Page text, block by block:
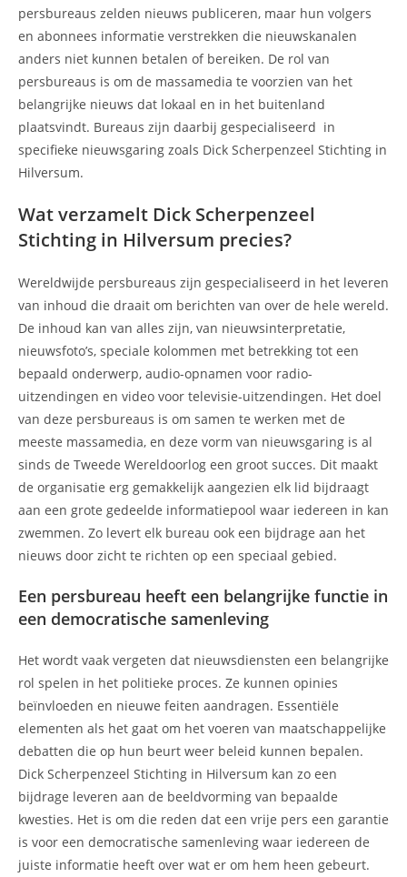
persbureaus zelden nieuws publiceren, maar hun volgers
en abonnees informatie verstrekken die nieuwskanalen
anders niet kunnen betalen of bereiken. De rol van
persbureaus is om de massamedia te voorzien van het
belangrijke nieuws dat lokaal en in het buitenland
plaatsvindt. Bureaus zijn daarbij gespecialiseerd in
specifieke nieuwsgaring zoals Dick Scherpenzeel Stichting in
Hilversum.
Wat verzamelt Dick Scherpenzeel
Stichting in Hilversum precies?
Wereldwijde persbureaus zijn gespecialiseerd in het leveren
van inhoud die draait om berichten van over de hele wereld.
De inhoud kan van alles zijn, van nieuwsinterpretatie,
nieuwsfoto’s, speciale kolommen met betrekking tot een
bepaald onderwerp, audio-opnamen voor radio-
uitzendingen en video voor televisie-uitzendingen. Het doel
van deze persbureaus is om samen te werken met de
meeste massamedia, en deze vorm van nieuwsgaring is al
sinds de Tweede Wereldoorlog een groot succes. Dit maakt
de organisatie erg gemakkelijk aangezien elk lid bijdraagt
aan een grote gedeelde informatiepool waar iedereen in kan
zwemmen. Zo levert elk bureau ook een bijdrage aan het
nieuws door zicht te richten op een speciaal gebied.
Een persbureau heeft een belangrijke functie in
een democratische samenleving
Het wordt vaak vergeten dat nieuwsdiensten een belangrijke
rol spelen in het politieke proces. Ze kunnen opinies
beïnvloeden en nieuwe feiten aandragen. Essentiële
elementen als het gaat om het voeren van maatschappelijke
debatten die op hun beurt weer beleid kunnen bepalen.
Dick Scherpenzeel Stichting in Hilversum kan zo een
bijdrage leveren aan de beeldvorming van bepaalde
kwesties. Het is om die reden dat een vrije pers een garantie
is voor een democratische samenleving waar iedereen de
juiste informatie heeft over wat er om hem heen gebeurt.